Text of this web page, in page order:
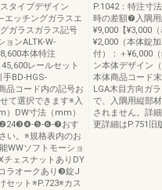
タイプデザイン
エッチングガラスエ
ガラスガラス記号
ョンALTK-W-
本体特注
レールセット
手BD-HGS-
品コード内の記号お
て選択できます※入
）DW寸法（mm）
❷24❸❹-❺-❻-❼おす
い。※規格表内のお
WWソフトモーショ
チェスナットありDY
ラオークあり❸錠J
セット※P.723※カス
P.1042：特注寸
時の差額❼入隅
¥9,000【¥3,000
¥2,000（本体錠
付）：＋¥6,000
ン本体デザイン
本体商品コード
LGA木目方向ガ
で、入隅用縦部
されません。詳
更詳細はP.751旧